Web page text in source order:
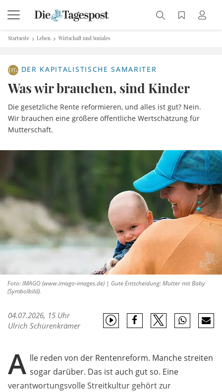
Startseite Leben Wirtschaft und Soziales
DER KAPITALISTISCHE SAMARITER
Was wir brauchen, sind Kinder
Die gesetzliche Rente reformieren, und alles ist gut? Nein.
Wir brauchen eine größere öffentliche Wertschätzung für
Mutterschaft.
Foto: IMAGO (www.imago-images.de) | Gute Entscheidung: Mutter mit Baby
(Symbolbild).
04.07.2026, 15 Uhr
Ulrich Schürenkrämer
A lle reden von der Rentenreform. Manche streiten
sogar darüber. Das ist auch gut so. Eine
verantwortungsvolle Streitkultur gehört zur